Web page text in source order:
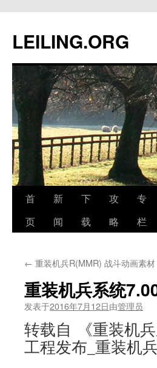
文
LEILING.ORG
首
页
新
闻
下
载
攻
略
专
栏
← 重装机兵R(MMR) 战斗动画素材
重装机兵系统
发表于2016年7月12日由管理员
转载自 《重装机
工程发布_重装机